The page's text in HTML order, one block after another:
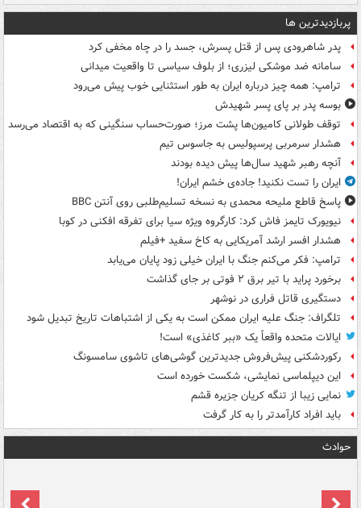
پربازدیدترین ها
پدر شاهرودی پس از قتل پسرش، جسد را در چاه مخفی کرد
سامانه ضد موشکی لیزری؛ از بلوف سیاسی تا واقعیت میدانی
ترامپ: همه چیز درباره ایران به طور استثنایی خوب پیش می‌رود
بوسه‌ پدر بر پای پسر شهیدش
توقف طولانی کامیون‌ها پشت مرز؛ صورت‌حساب سنگینی که به اقتصاد می‌رسد
هشدار سرمربی پرسپولیس به جاسوس تیم
آنچه رهبر شهید سال‌ها پیش دیده بودند
ایران را تست نکنید! جاده‌ی خشم ایران!
پاسخ قاطع ملیحه محمدی به نسخه تسلیم‌طلبی روی آنتن BBC
نیویورک تایمز فاش کرد: کارگروه ویژه سیا برای تفرقه افکنی در کوبا
هشدار افسر ارشد آمریکایی به کاخ سفید +فیلم
ترامپ: فکر می‌کنم جنگ با ایران خیلی زود پایان می‌یابد
برخورد پراید با تیر برق ۲ فوتی بر جای گذاشت
دستگیری قاتل فراری در نوشهر
تلگراف: جنگ علیه ایران ممکن است به یکی از اشتباهات تاریخ تبدیل شود
ایالات متحده واقعاً یک «ببر کاغذی» است!
رکوردشکنی پیش‌فروش جدیدترین گوشی‌های تاشوی سامسونگ
این دیپلماسی نمایشی، شکست خورده است
نمایی زیبا از تنگه کریان جزیره قشم
باید افراد کارآمدتر را به کار گرفت
حوادث